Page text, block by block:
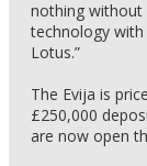
nothing without
technology
Lotus.”
The Evija is
£250,000
are now open